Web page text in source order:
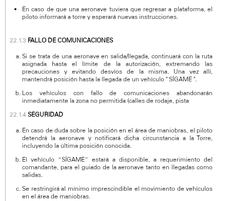
En caso de que una aeronave tuviera que regresar a plataforma, el
piloto informará a torre y esperará nuevas instrucciones.
FALLO DE COMUNICACIONES
Si se trata de una aeronave en salida/llegada, continuará con la ruta
asignada hasta el límite de la autorización, extremando las
precauciones y evitando desvíos de la misma. Una vez allí,
mantendrá posición hasta la llegada de un vehículo " SÍGAME ".
Los vehículos con fallo de comunicaciones abandonarán
inmediatamente la zona no permitida (calles de rodaje, pista
SEGURIDAD
En caso de duda sobre la posición en el área de maniobras, el piloto
detendrá la aeronave y notificará dicha circunstancia a la Torre,
incluyendo la última posición conocida.
El vehículo “SÍGAME” estará a disponible, a requerimiento del
comandante, para el guiado de la aeronave tanto en llegadas como
salidas.
Se restringirá al mínimo imprescindible el movimiento de vehículos
en el área de maniobras.